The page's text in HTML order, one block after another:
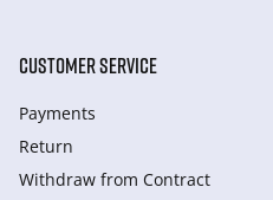
CUSTOMER SERVICE
Payments
Return
Withdraw from Сontract